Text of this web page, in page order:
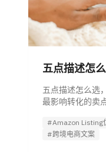
五点描述怎
五点描述怎么选
最影响转化的卖
条。
#Amazon Listing
#跨境电商文案